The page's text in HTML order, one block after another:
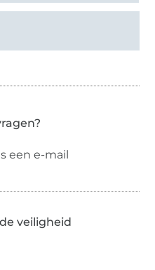
een e-mail
veiligheid